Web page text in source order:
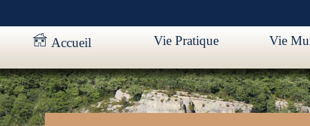
Accueil Vie Pratique Vie